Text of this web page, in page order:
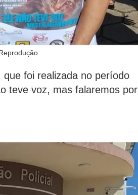
foi realizada no período
teve voz, mas falaremos por